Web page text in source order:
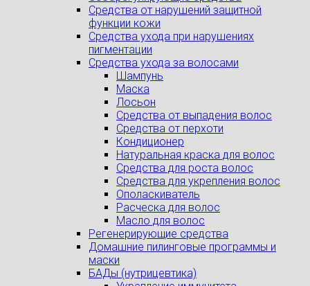
Средства от нарушений защитной
функции кожи
Средства ухода при нарушениях
пигментации
Средства ухода за волосами
Шампунь
Маска
Лосьон
Средства от выпадения волос
Средства от перхоти
Кондиционер
Натуральная краска для волос
Средства для роста волос
Средства для укрепления волос
Ополаскиватель
Расческа для волос
Масло для волос
Регенерирующие средства
Домашние пилинговые программы и
маски
БАДы (нутрицевтика)